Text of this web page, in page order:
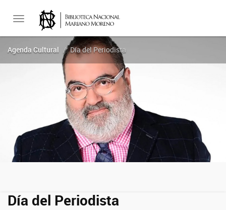
Toggle
Agenda Cultural Día del Periodista
Día del Periodista